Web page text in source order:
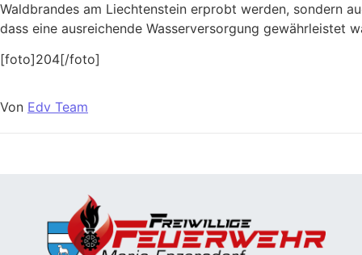
Waldbrandes am Liechtenstein erprobt werden, sondern
dass eine ausreichende Wasserversorgung gewährleistet
[foto]204[/foto]
Von Edv Team